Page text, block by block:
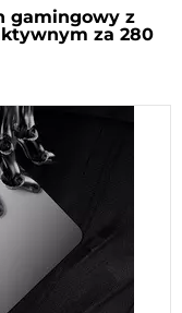
gamingowy z
za 280